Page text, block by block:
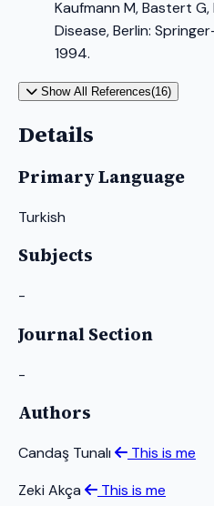
Kaufmann M, Bastert
Disease, Berlin:
1994.
Show All References(16)
Details
Primary Language
Turkish
Subjects
-
Journal Section
-
Authors
Candaş Tunalı
This is me
Zeki Akça
This is me